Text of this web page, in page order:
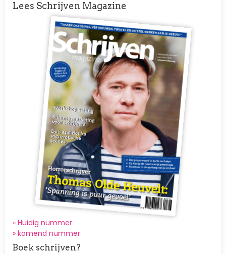
Lees Schrijven Magazine
Afbeelding
» Huidig nummer
» komend nummer
Boek schrijven?